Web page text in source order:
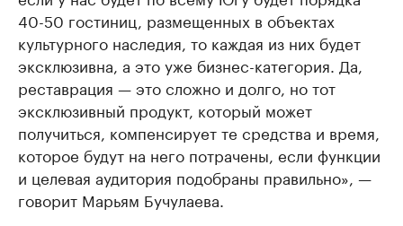
40-50 гостиниц, размещенных в объектах
культурного наследия, то каждая из них будет
эксклюзивна, а это уже бизнес-категория. Да,
реставрация — это сложно и долго, но тот
эксклюзивный продукт, который может
получиться, компенсирует те средства и время,
которое будут на него потрачены, если функции
и целевая аудитория подобраны правильно», —
говорит Марьям Бучулаева.